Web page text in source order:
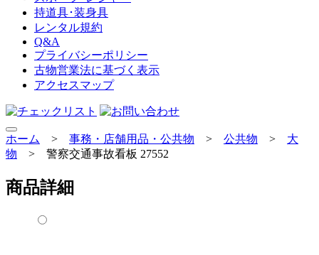
持道具･装身具
レンタル規約
Q&A
プライバシーポリシー
古物営業法に基づく表示
アクセスマップ
ホーム > 事務・店舗用品・公共物 > 公共物 >
大
物
> 警察交通事故看板 27552
商品詳細